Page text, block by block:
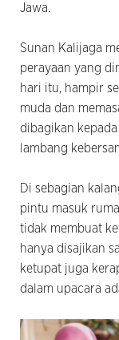
Jawa.
Sunan Kalijaga
perayaan yang
hari itu, hampir
muda dan
dibagikan
lambang
Di sebagian
pintu masuk
tidak membuat
hanya disajikan
ketupat juga
dalam upacara